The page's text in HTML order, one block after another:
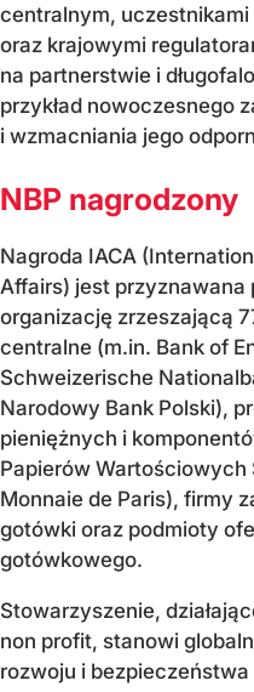
centralnym,
oraz krajowymi
na partnerstwie i
przykład nowoczesnego
i wzmacniania jego
NBP nagrodzony
Nagroda IACA
Affairs) jest przyznawana
organizację zrzeszającą
centralne (m.in. Bank of
Schweizerische
Narodowy Bank Polski),
pieniężnych i
Papierów Wartościowych
Monnaie de Paris), firmy
gotówki oraz podmioty
gotówkowego.
Stowarzyszenie,
non profit, stanowi
rozwoju i